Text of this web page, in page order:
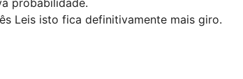
probabilidade.
Leis isto fica definitivamente mais giro.